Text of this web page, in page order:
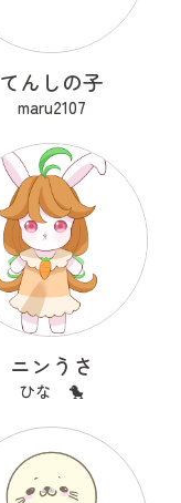
てんしの子
maru2107
ニンうさ
ひな 🐤